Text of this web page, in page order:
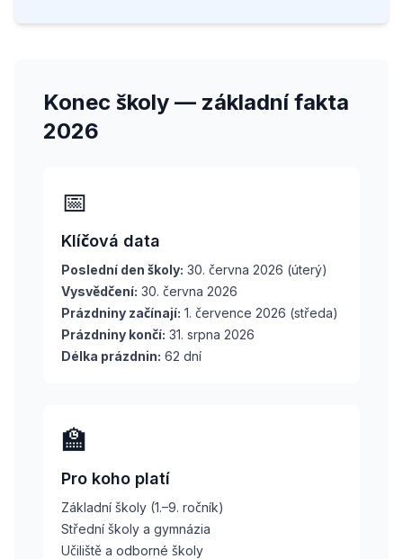
Konec školy — základní fakta
2026
📅
Klíčová data
Poslední den školy: 30. června 2026 (úterý)
Vysvědčení: 30. června 2026
Prázdniny začínají: 1. července 2026 (středa)
Prázdniny končí: 31. srpna 2026
Délka prázdnin: 62 dní
🏫
Pro koho platí
Základní školy (1.–9. ročník)
Střední školy a gymnázia
Učiliště a odborné školy